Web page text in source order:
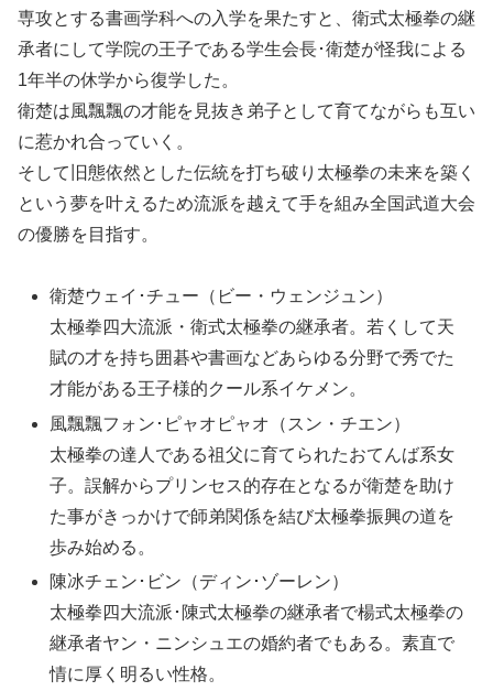
専攻とする書画学科への入学を果たすと、衛式太極拳の継
承者にして学院の王子である学生会長･衛楚が怪我による
1年半の休学から復学した。
衛楚は風飄飄の才能を見抜き弟子として育てながらも互い
に惹かれ合っていく。
そして旧態依然とした伝統を打ち破り太極拳の未来を築く
という夢を叶えるため流派を越えて手を組み全国武道大会
の優勝を目指す。
衛楚ウェイ･チュー（ビー・ウェンジュン）
太極拳四大流派・衛式太極拳の継承者。若くして天
賦の才を持ち囲碁や書画などあらゆる分野で秀でた
才能がある王子様的クール系イケメン。
風飄飄フォン･ピャオピャオ（スン・チエン）
太極拳の達人である祖父に育てられたおてんば系女
子。誤解からプリンセス的存在となるが衛楚を助け
た事がきっかけで師弟関係を結び太極拳振興の道を
歩み始める。
陳冰チェン･ビン（ディン･ゾーレン）
太極拳四大流派･陳式太極拳の継承者で楊式太極拳の
継承者ヤン・ニンシュエの婚約者でもある。素直で
情に厚く明るい性格。